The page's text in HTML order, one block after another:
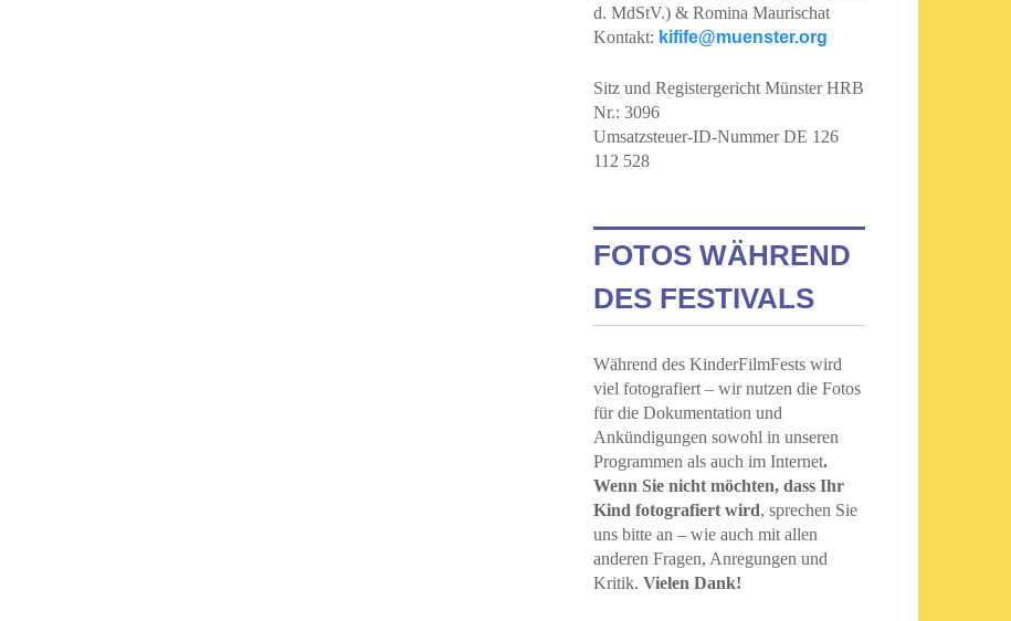
d. MdStV.) & Romina Maurischat
Kontakt: kifife@muenster.org
Sitz und Registergericht Münster HRB
Nr.: 3096
Umsatzsteuer-ID-Nummer DE 126
112 528
FOTOS WÄHREND
DES FESTIVALS
Während des KinderFilmFests wird
viel fotografiert – wir nutzen die Fotos
für die Dokumentation und
Ankündigungen sowohl in unseren
Programmen als auch im Internet.
Wenn Sie nicht möchten, dass Ihr
Kind fotografiert wird, sprechen Sie
uns bitte an – wie auch mit allen
anderen Fragen, Anregungen und
Kritik. Vielen Dank!